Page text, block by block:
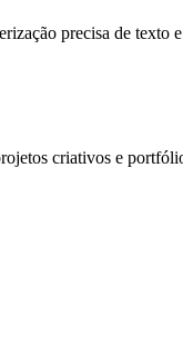
precisa de texto
criativos e